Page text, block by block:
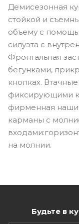
Демисезонная
стойкой и
объему с
силуэта с
Фронтальная
бегунками,
кнопках.
фиксирующими
фирменная
карманы с
на молнии.
Будьте в